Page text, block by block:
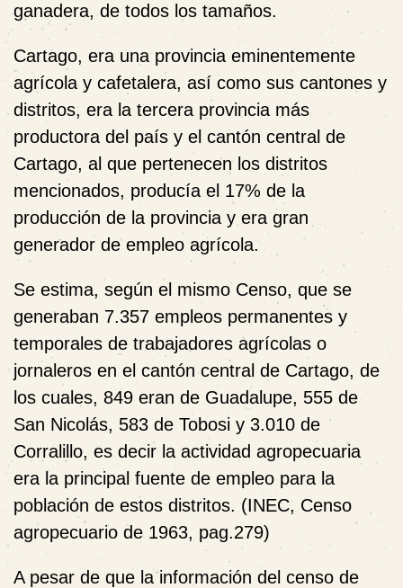
ganadera, de todos los tamaños.
Cartago, era una provincia eminentemente
agrícola y cafetalera, así como sus cantones y
distritos, era la tercera provincia más
productora del país y el cantón central de
Cartago, al que pertenecen los distritos
mencionados, producía el 17% de la
producción de la provincia y era gran
generador de empleo agrícola.
Se estima, según el mismo Censo, que se
generaban 7.357 empleos permanentes y
temporales de trabajadores agrícolas o
jornaleros en el cantón central de Cartago, de
los cuales, 849 eran de Guadalupe, 555 de
San Nicolás, 583 de Tobosi y 3.010 de
Corralillo, es decir la actividad agropecuaria
era la principal fuente de empleo para la
población de estos distritos. (INEC, Censo
agropecuario de 1963, pag.279)
A pesar de que la información del censo de